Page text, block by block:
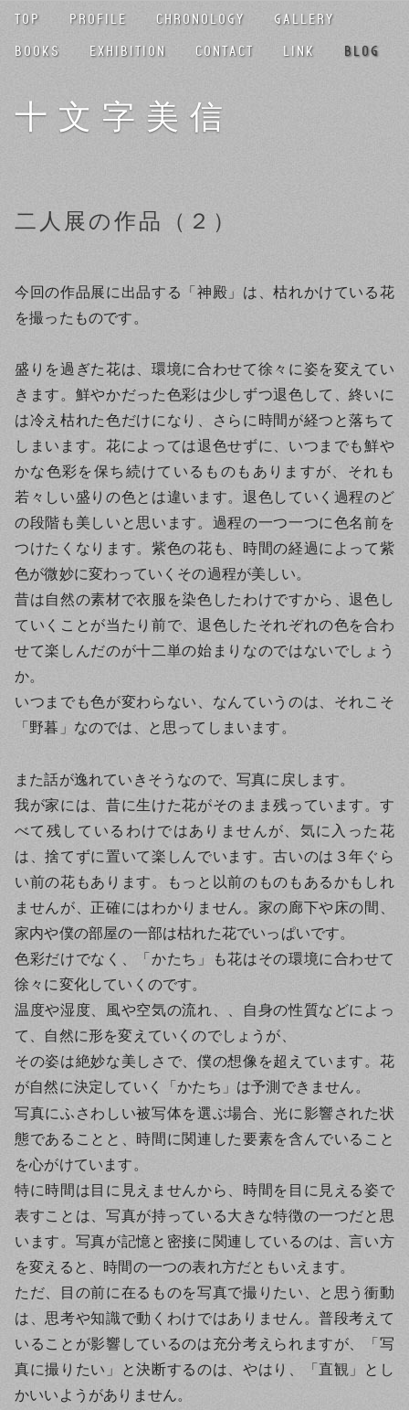
TOP PROFILE CHRONOLOGY
GALLERY
BOOKS
EXHIBITION CONTACT LINK BLOG
十文字美信
二人展の作品（２）
今回の作品展に出品する「神殿」は、枯れかけている花
を撮ったものです。
盛りを過ぎた花は、環境に合わせて徐々に姿を変えてい
きます。鮮やかだった色彩は少しずつ退色して、終いに
は冷え枯れた色だけになり、さらに時間が経つと落ちて
しまいます。花によっては退色せずに、いつまでも鮮や
かな色彩を保ち続けているものもありますが、それも
若々しい盛りの色とは違います。退色していく過程のど
の段階も美しいと思います。過程の一つ一つに色名前を
つけたくなります。紫色の花も、時間の経過によって紫
色が微妙に変わっていくその過程が美しい。
昔は自然の素材で衣服を染色したわけですから、退色し
ていくことが当たり前で、退色したそれぞれの色を合わ
せて楽しんだのが十二単の始まりなのではないでしょう
か。
いつまでも色が変わらない、なんていうのは、それこそ
「野暮」なのでは、と思ってしまいます。
また話が逸れていきそうなので、写真に戻します。
我が家には、昔に生けた花がそのまま残っています。す
べて残しているわけではありませんが、気に入った花
は、捨てずに置いて楽しんでいます。古いのは３年ぐら
い前の花もあります。もっと以前のものもあるかもしれ
ませんが、正確にはわかりません。家の廊下や床の間、
家内や僕の部屋の一部は枯れた花でいっぱいです。
色彩だけでなく、「かたち」も花はその環境に合わせて
徐々に変化していくのです。
温度や湿度、風や空気の流れ、、自身の性質などによっ
て、自然に形を変えていくのでしょうが、
その姿は絶妙な美しさで、僕の想像を超えています。花
が自然に決定していく「かたち」は予測できません。
写真にふさわしい被写体を選ぶ場合、光に影響された状
態であることと、時間に関連した要素を含んでいること
を心がけています。
特に時間は目に見えませんから、時間を目に見える姿で
表すことは、写真が持っている大きな特徴の一つだと思
います。写真が記憶と密接に関連しているのは、言い方
を変えると、時間の一つの表れ方だともいえます。
ただ、目の前に在るものを写真で撮りたい、と思う衝動
は、思考や知識で動くわけではありません。普段考えて
いることが影響しているのは充分考えられますが、「写
真に撮りたい」と決断するのは、やはり、「直観」とし
かいいようがありません。